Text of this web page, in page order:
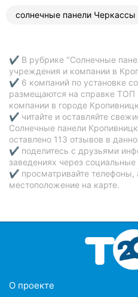
солнечные панели Черкассы
✔ В рубрике "Солнечные
учреждения и компании в
✔ 6 компаний по установке
размещаются на справке ТОП
компании в городе
✔ читайте и оставляйте
Солнечные панели
оставлено 113 отзывов в
✔ поделитесь с друзьями
заведениях через социальные
✔ просматривайте телефоны,
местоположение на карте.
O проекте